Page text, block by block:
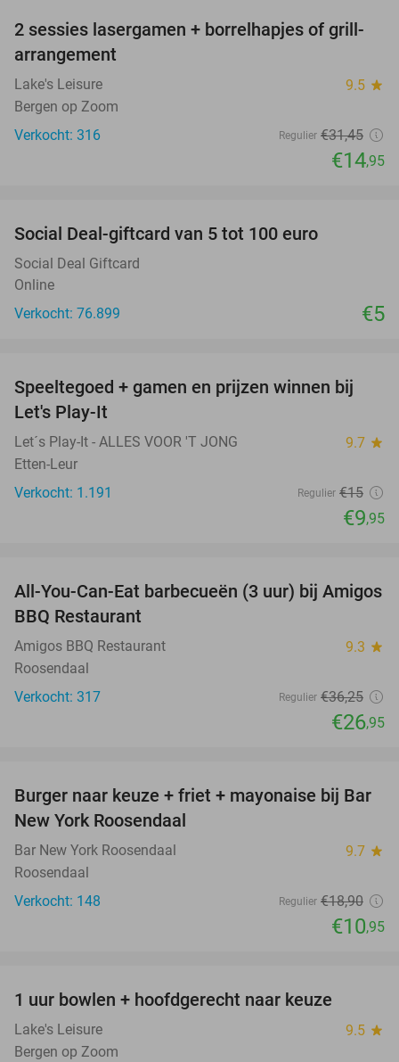
52%
2 sessies lasergamen + borrelhapjes of grill-
arrangement
Lake's Leisure 9.5 star
Bergen op Zoom
Verkocht: 316
Regulier €31,45
€14,95
Social Deal-giftcard van 5 tot 100 euro
Social Deal Giftcard
Online
Verkocht: 76.899
€5
34%
Speeltegoed + gamen en prijzen winnen bij
Let's Play-It
Let´s Play-It - ALLES VOOR 'T JONG 9.7 star
Etten-Leur
Verkocht: 1.191
Regulier €15
€9,95
26%
All-You-Can-Eat barbecueën (3 uur) bij Amigos
BBQ Restaurant
Amigos BBQ Restaurant 9.3 star
Roosendaal
Verkocht: 317
Regulier €36,25
€26,95
42%
Burger naar keuze + friet + mayonaise bij Bar
New York Roosendaal
Bar New York Roosendaal 9.7 star
Roosendaal
Verkocht: 148
Regulier €18,90
€10,95
1 uur bowlen + hoofdgerecht naar keuze
Lake's Leisure 9.5 star
Bergen op Zoom